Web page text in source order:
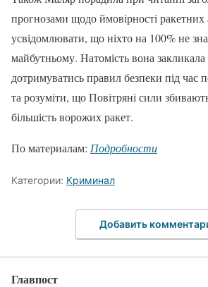
прогнозами щодо ймовірності ракетних
усвідомлювати, що ніхто на 100% не
майбутньому. Натомість вона
дотримуватись правил безпеки під час
та розуміти, що Повітряні сили
більшість ворожих ракет.
По материалам: Подробности
Категории: Криминал
Добавить
Главпост